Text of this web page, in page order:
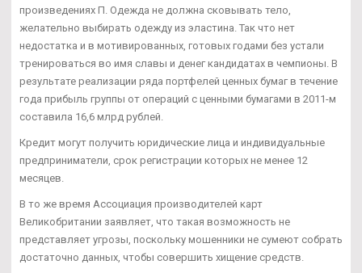
произведениях П. Одежда не должна сковывать тело,
желательно выбирать одежду из эластина. Так что нет
недостатка и в мотивированных, готовых годами без устали
тренироваться во имя славы и денег кандидатах в чемпионы. В
результате реализации ряда портфелей ценных бумаг в течение
года прибыль группы от операций с ценными бумагами в 2011-м
составила 16,6 млрд рублей.
Кредит могут получить юридические лица и индивидуальные
предприниматели, срок регистрации которых не менее 12
месяцев.
В то же время Ассоциация производителей карт
Великобритании заявляет, что такая возможность не
представляет угрозы, поскольку мошенники не сумеют собрать
достаточно данных, чтобы совершить хищение средств.